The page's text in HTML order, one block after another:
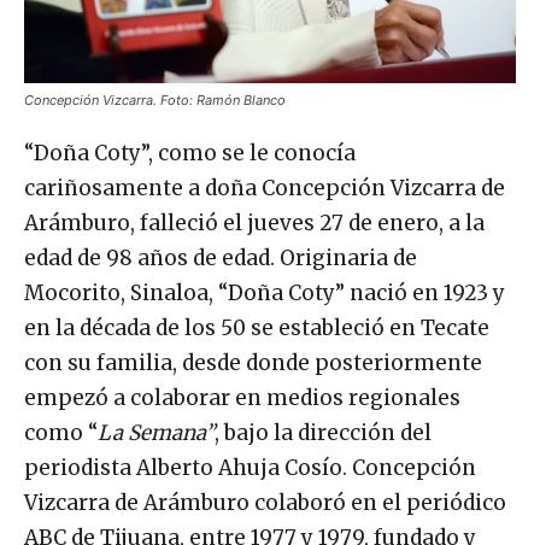
Concepción Vizcarra. Foto: Ramón Blanco
“Doña Coty”, como se le conocía
cariñosamente a doña Concepción Vizcarra de
Arámburo, falleció el jueves 27 de enero, a la
edad de 98 años de edad. Originaria de
Mocorito, Sinaloa, “Doña Coty” nació en 1923 y
en la década de los 50 se estableció en Tecate
con su familia, desde donde posteriormente
empezó a colaborar en medios regionales
como “ La Semana” , bajo la dirección del
periodista Alberto Ahuja Cosío. Concepción
Vizcarra de Arámburo colaboró en el periódico